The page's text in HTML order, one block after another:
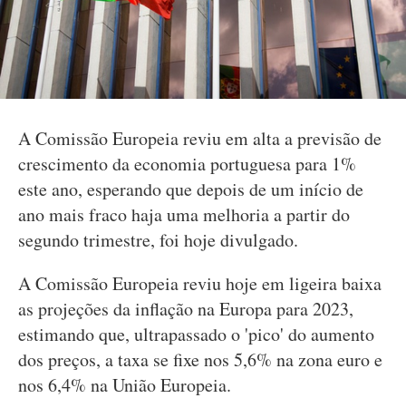
A Comissão Europeia reviu em alta a previsão de
crescimento da economia portuguesa para 1%
este ano, esperando que depois de um início de
ano mais fraco haja uma melhoria a partir do
segundo trimestre, foi hoje divulgado.
A Comissão Europeia reviu hoje em ligeira baixa
as projeções da inflação na Europa para 2023,
estimando que, ultrapassado o 'pico' do aumento
dos preços, a taxa se fixe nos 5,6% na zona euro e
nos 6,4% na União Europeia.